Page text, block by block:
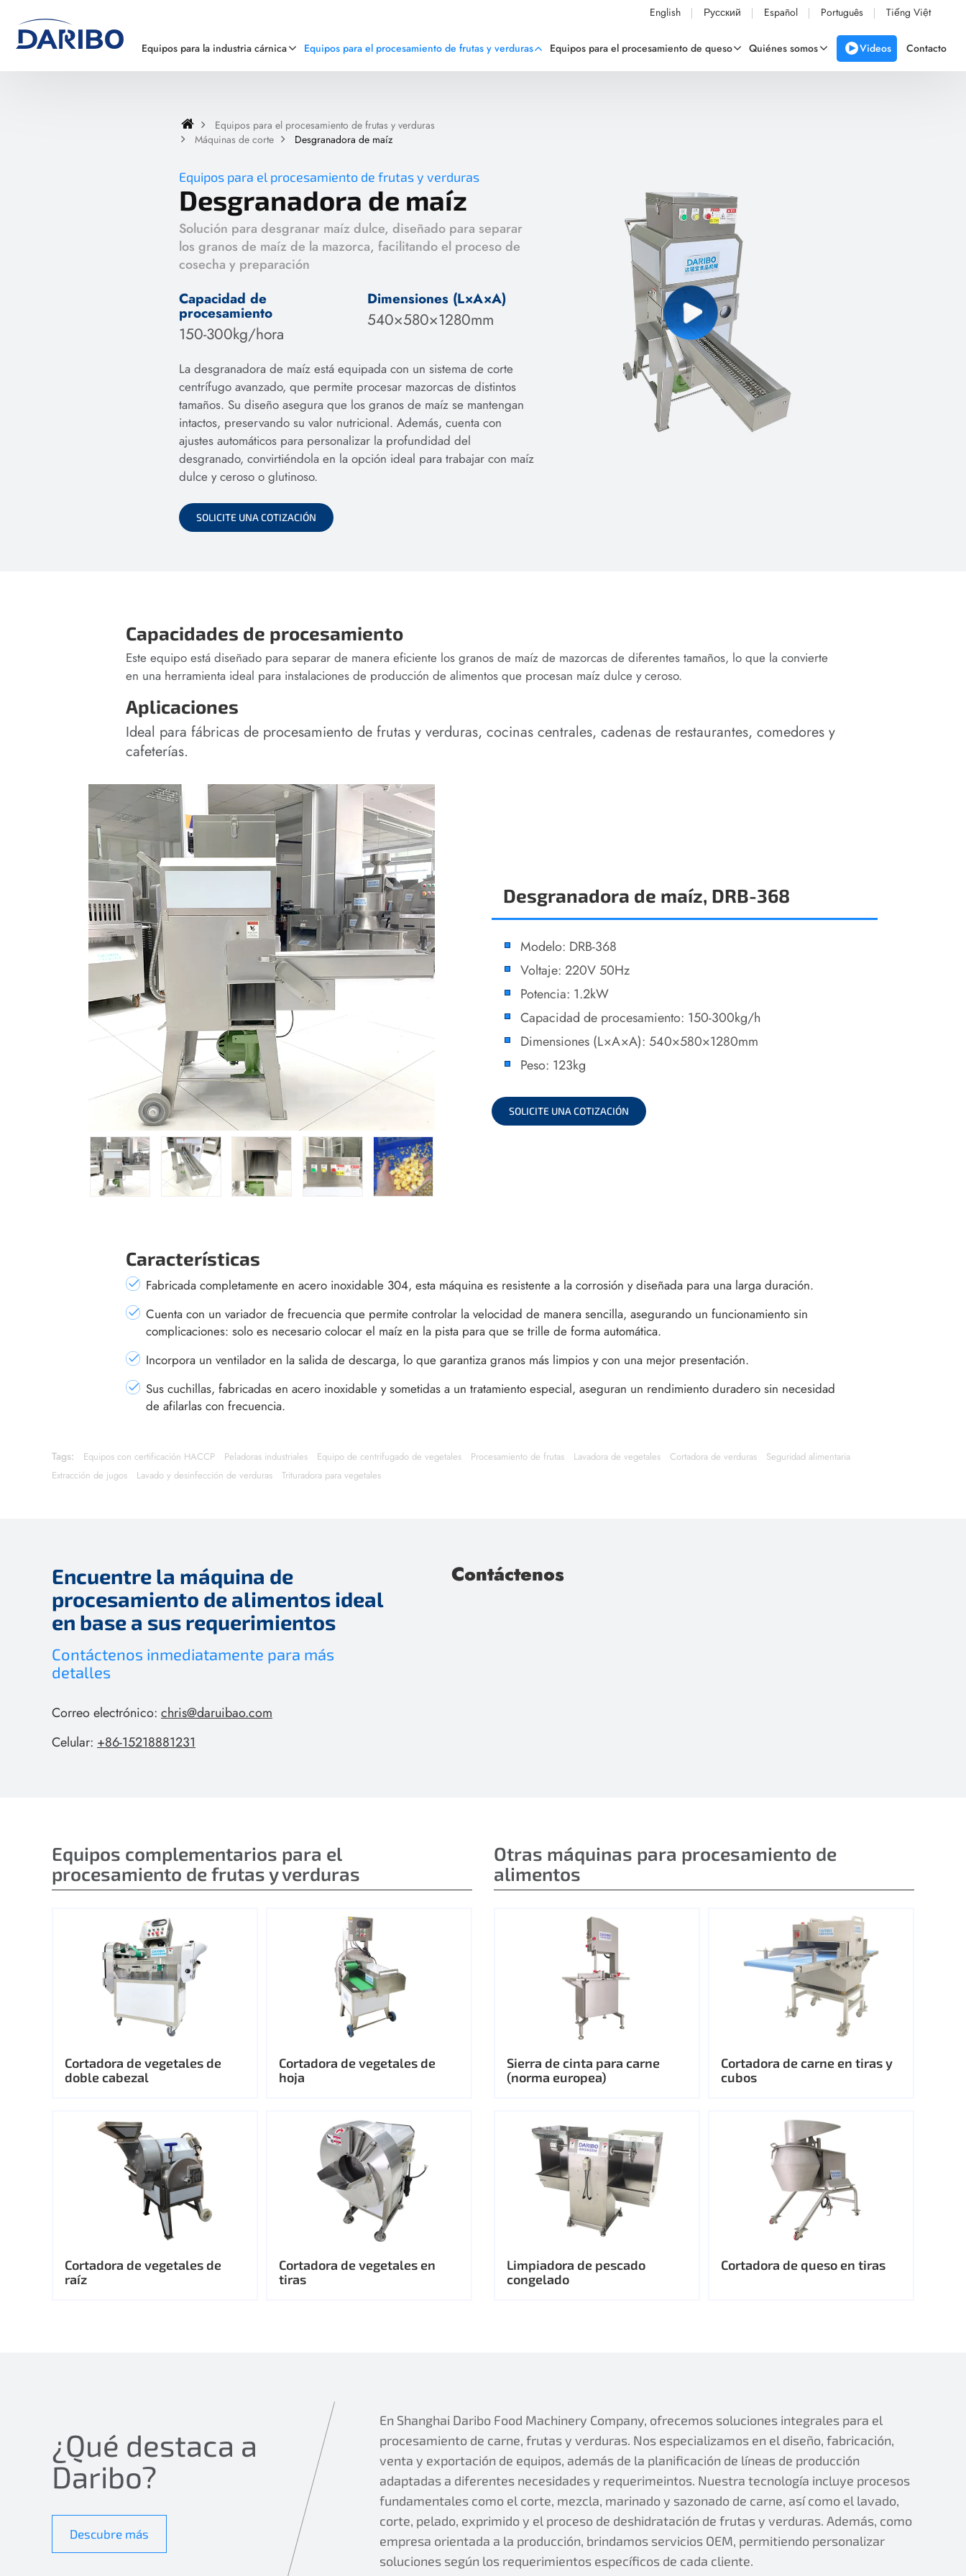
English Русский Español Português Tiếng Việt
Equipos para la industria cárnica Equipos para el procesamiento de frutas y verduras Equipos para el procesamiento de queso Quiénes somos Videos Contacto
Equipos para el procesamiento de frutas y verduras
Máquinas de corte
Desgranadora de maíz
Equipos para el procesamiento de frutas y verduras
Desgranadora de maíz
Solución para desgranar maíz dulce, diseñado para separar
los granos de maíz de la mazorca, facilitando el proceso de
cosecha y preparación
Capacidad de
procesamiento
150-300kg/hora
Dimensiones (L×A×A)
540×580×1280mm
La desgranadora de maíz está equipada con un sistema de corte
centrífugo avanzado, que permite procesar mazorcas de distintos
tamaños. Su diseño asegura que los granos de maíz se mantengan
intactos, preservando su valor nutricional. Además, cuenta con
ajustes automáticos para personalizar la profundidad del
desgranado, convirtiéndola en la opción ideal para trabajar con maíz
dulce y ceroso o glutinoso.
SOLICITE UNA COTIZACIÓN
Capacidades de procesamiento
Este equipo está diseñado para separar de manera eficiente los granos de maíz de mazorcas de diferentes tamaños, lo que la convierte
en una herramienta ideal para instalaciones de producción de alimentos que procesan maíz dulce y ceroso.
Aplicaciones
Ideal para fábricas de procesamiento de frutas y verduras, cocinas centrales, cadenas de restaurantes, comedores y
cafeterías.
Desgranadora de maíz, DRB-368
Modelo: DRB-368
Voltaje: 220V 50Hz
Potencia: 1.2kW
Capacidad de procesamiento: 150-300kg/h
Dimensiones (L×A×A): 540×580×1280mm
Peso: 123kg
SOLICITE UNA COTIZACIÓN
Características
Fabricada completamente en acero inoxidable 304, esta máquina es resistente a la corrosión y diseñada para una larga duración.
Cuenta con un variador de frecuencia que permite controlar la velocidad de manera sencilla, asegurando un funcionamiento sin
complicaciones: solo es necesario colocar el maíz en la pista para que se trille de forma automática.
Incorpora un ventilador en la salida de descarga, lo que garantiza granos más limpios y con una mejor presentación.
Sus cuchillas, fabricadas en acero inoxidable y sometidas a un tratamiento especial, aseguran un rendimiento duradero sin necesidad
de afilarlas con frecuencia.
Tags: Equipos con certificación HACCP Peladoras industriales Equipo de centrifugado de vegetales Procesamiento de frutas Lavadora de vegetales Cortadora de verduras
Seguridad alimentaria
Extracción de jugos
Lavado y desinfección de verduras Trituradora para vegetales
Encuentre la máquina de
procesamiento de alimentos ideal
en base a sus requerimientos
Contáctenos inmediatamente para más
detalles
Correo electrónico: chris@daruibao.com
Celular: +86-15218881231
Contáctenos
Equipos complementarios para el
procesamiento de frutas y verduras
Cortadora de vegetales de
doble cabezal
Cortadora de vegetales de
hoja
Cortadora de vegetales de
raíz
Cortadora de vegetales en
tiras
Otras máquinas para procesamiento de
alimentos
Sierra de cinta para carne
(norma europea)
Cortadora de carne en tiras y
cubos
Limpiadora de pescado
congelado
Cortadora de queso en tiras
¿Qué destaca a
Daribo?
Descubre más
En Shanghai Daribo Food Machinery Company, ofrecemos soluciones integrales para el
procesamiento de carne, frutas y verduras. Nos especializamos en el diseño, fabricación,
venta y exportación de equipos, además de la planificación de líneas de producción
adaptadas a diferentes necesidades y requerimeintos. Nuestra tecnología incluye procesos
fundamentales como el corte, mezcla, marinado y sazonado de carne, así como el lavado,
corte, pelado, exprimido y el proceso de deshidratación de frutas y verduras. Además, como
empresa orientada a la producción, brindamos servicios OEM, permitiendo personalizar
soluciones según los requerimientos específicos de cada cliente.